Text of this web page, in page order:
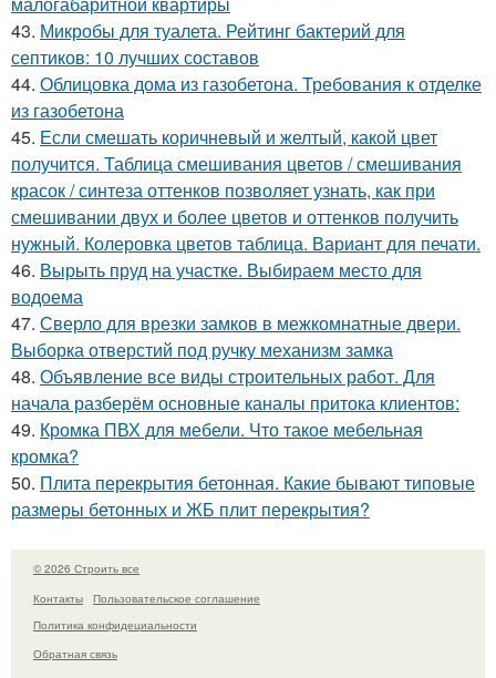
43. Микробы для туалета. Рейтинг бактерий для
септиков: 10 лучших составов
44. Облицовка дома из газобетона. Требования к отделке
из газобетона
45. Если смешать коричневый и желтый, какой цвет
получится. Таблица смешивания цветов / смешивания
красок / синтеза оттенков позволяет узнать, как при
смешивании двух и более цветов и оттенков получить
нужный. Колеровка цветов таблица. Вариант для печати.
46. Вырыть пруд на участке. Выбираем место для
водоема
47. Сверло для врезки замков в межкомнатные двери.
Выборка отверстий под ручку механизм замка
48. Объявление все виды строительных работ. Для
начала разберём основные каналы притока клиентов:
49. Кромка ПВХ для мебели. Что такое мебельная
кромка?
50. Плита перекрытия бетонная. Какие бывают типовые
размеры бетонных и ЖБ плит перекрытия?
© 2026 Строить все
Контакты
Пользовательское соглашение
Политика конфидециальности
Обратная связь